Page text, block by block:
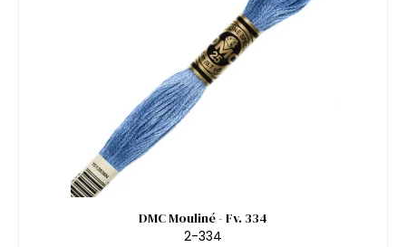
DMC Mouliné - Fv. 334
2-334